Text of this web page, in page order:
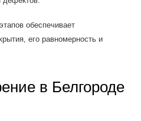
обеспечивает
его равномерность и
в Белгороде